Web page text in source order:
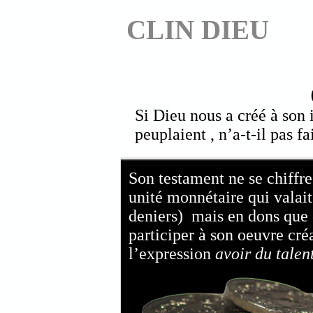
CLIN DIEU
Si Dieu nous a créé à
peuplaient , n’a-t-il pas
Son testament ne se
unité monnétaire qui
deniers) mais en dons
participer à son oeuvre
l’expression avoir du